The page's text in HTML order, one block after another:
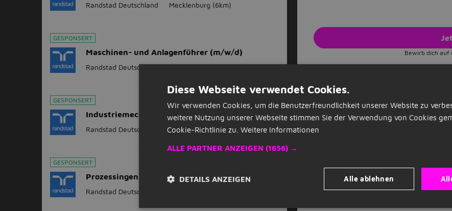
Randstad Deutschland Mecklenburg (6km)
GESPONSERT
Maschinen- und Anlagenführer (m/w/d)
Randstad Deutschland Mecklenburg (6km)
GESPONSERT
Industriemechaniker (m/w/d)
Randstad Deutschland Mecklenburg (6km)
GESPONSERT
Prozessingenieur (m/w/d)
Randstad Deutschland
Bewirb dich auf
Als Favorit speichern
Basierend auf deinen Präferenzen
Diese Webseite verwendet Cookies.
Wir verwenden Cookies, um die Benutzerfreundlichkeit unserer Website zu
weitere Nutzung unserer Webseite stimmen Sie der Verwendung von Cookies
Cookie-Richtlinie zu. Weitere Informationen
ALLE PARTNER ANZEIGEN (1656) →
Alle ablehnen
DETAILS ANZEIGEN